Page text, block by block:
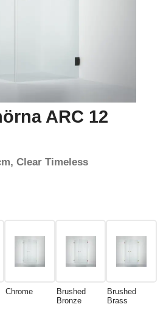
ARC 12
Clear Timeless
Chrome
Brushed
Bronze
Brushed
Brass